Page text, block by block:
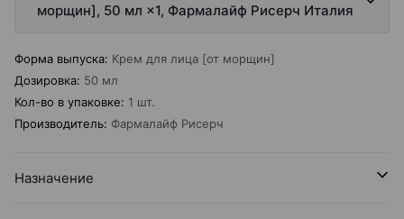
морщин], 50 мл ×1, Фармалайф Рисерч Италия
Форма выпуска: Крем для лица [от морщин]
Дозировка: 50 мл
Кол-во в упаковке: 1 шт.
Производитель: Фармалайф Рисерч
Назначение